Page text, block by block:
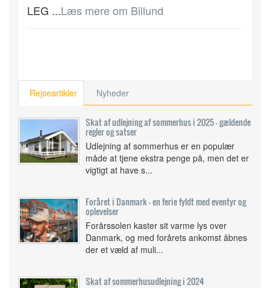
LEG ...Læs mere om Billund
Rejseartikler Nyheder
Skat af udlejning af sommerhus i 2025 – gældende
regler og satser
Udlejning af sommerhus er en populær
måde at tjene ekstra penge på, men det er
vigtigt at have s...
Foråret i Danmark - en ferie fyldt med eventyr og
oplevelser
Forårssolen kaster sit varme lys over
Danmark, og med forårets ankomst åbnes
der et væld af muli...
Skat af sommerhusudlejning i 2024